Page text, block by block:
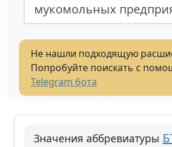
мукомольных
Не нашли подходящую
Попробуйте поискать с
Telegram бота
Значения аббревиатуры